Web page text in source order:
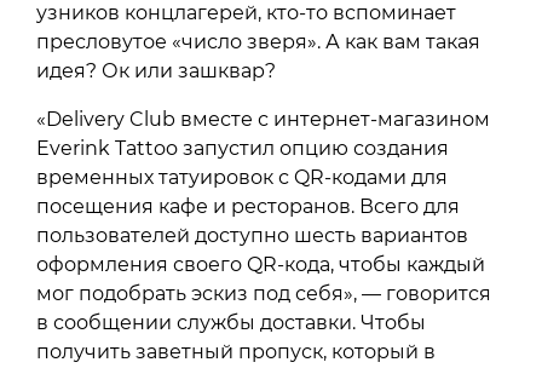
узников концлагерей, кто-то вспоминает
пресловутое «число зверя». А как вам такая
идея? Ок или зашквар?
«Delivery Club вместе с интернет-магазином
Everink Tattoo запустил опцию создания
временных татуировок с QR-кодами для
посещения кафе и ресторанов. Всего для
пользователей доступно шесть вариантов
оформления своего QR-кода, чтобы каждый
мог подобрать эскиз под себя», — говорится
в сообщении службы доставки. Чтобы
получить заветный пропуск, который в